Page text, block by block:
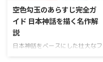
した壮大な物語は、登場人物の成
長や葛藤、そして運命を鮮やかに
描き出します。そのあらすじは、
巫女である遠子と忌むべき子とさ
空色勾玉のあらすじ完全ガ
イド 日本神話を描く名作解
説
日本神話をベースにした壮大なフ
ァンタジー小説『空色勾玉』は、